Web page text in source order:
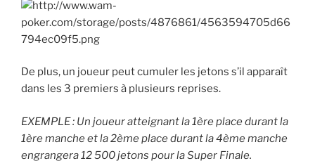
De plus, un joueur peut cumuler les jetons s’il apparaît
dans les 3 premiers à plusieurs reprises.
EXEMPLE : Un joueur atteignant la 1ère place durant la
1ère manche et la 2ème place durant la 4ème manche
engrangera 12 500 jetons pour la Super Finale.